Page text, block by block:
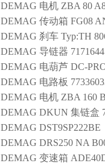
DEMAG 电机 ZBA 80
DEMAG 传动箱 FG08
DEMAG 刹车 Typ:TH
DEMAG 导链器
DEMAG 电葫芦 DC-
DEMAG 电路板
DEMAG 电机 ZBA 160
DEMAG DKUN 集链盒
DEMAG DST9SP222BE
DEMAG DRS250 NA
DEMAG 变速箱